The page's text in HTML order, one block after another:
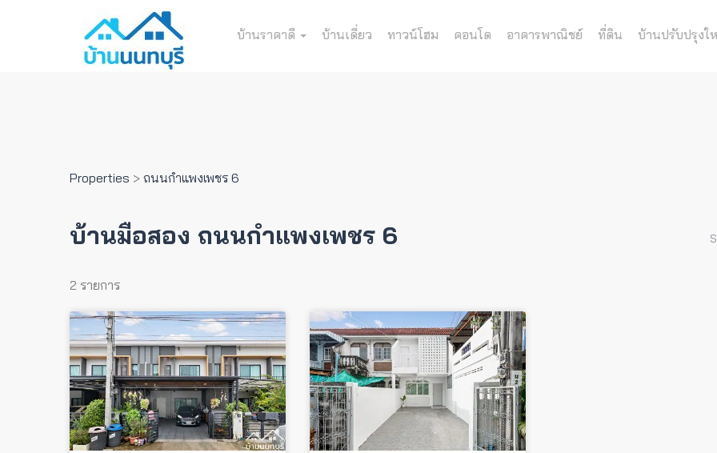
บ้านราคาดี บ้านเดี่ยว ทาวน์โฮม คอนโด อาคารพาณิชย์ ที่ดิน บ้านปรับปรุงใ
Properties > ถนนกำแพงเพชร 6
บ้านมือสอง ถนนกำแพงเพชร 6
2 รายการ